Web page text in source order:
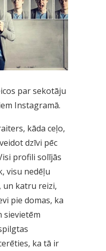
par sekotāju
Instagramā.
kāda ceļo,
dzīvi pēc
profili solījās
visu nedēļu
un katru reizi,
pie domas, ka
sievietēm
ka tā ir